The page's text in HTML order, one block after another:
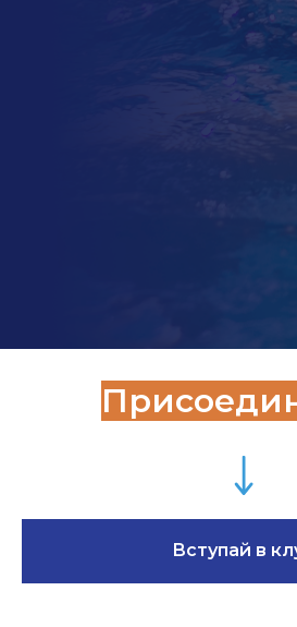
Вступай в